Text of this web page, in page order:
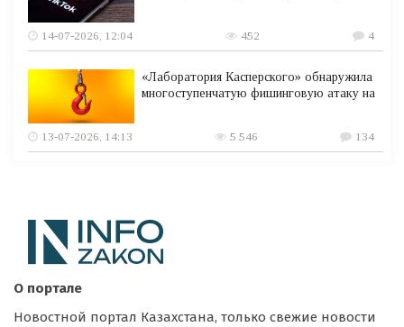
14-07-2026, 12:04 452 4
«Лаборатория Касперского» обнаружила
многоступенчатую фишинговую атаку на
13-07-2026, 14:13 5 546 134
О портале
Новостной портал Казахстана, только свежие новости